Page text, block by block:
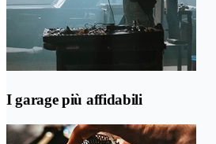
I garage più affidabili